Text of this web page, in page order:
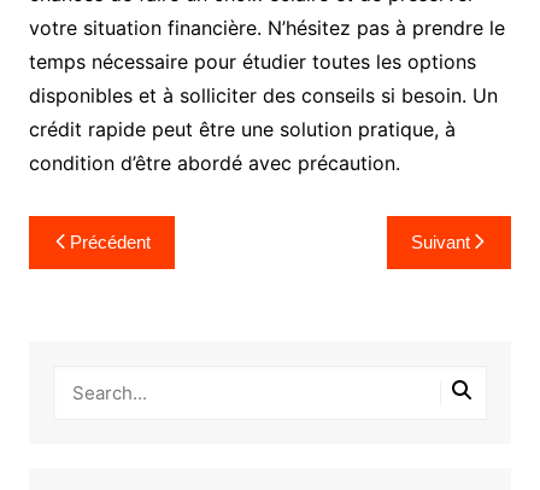
votre situation financière. N’hésitez pas à prendre le
temps nécessaire pour étudier toutes les options
disponibles et à solliciter des conseils si besoin. Un
crédit rapide peut être une solution pratique, à
condition d’être abordé avec précaution.
Navigation
de
Précédent Suivant